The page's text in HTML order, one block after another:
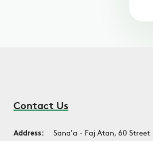
Contact Us
Address:
Sana'a - Faj Atan, 60 Street